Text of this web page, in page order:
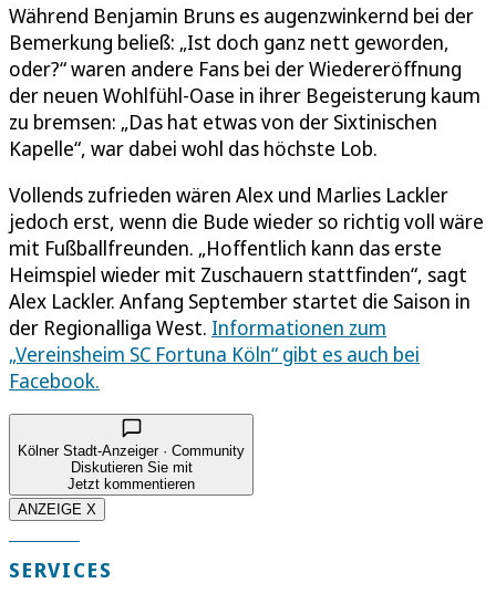
Während Benjamin Bruns es augenzwinkernd bei der
Bemerkung beließ: „Ist doch ganz nett geworden,
oder?“ waren andere Fans bei der Wiedereröffnung
der neuen Wohlfühl-Oase in ihrer Begeisterung kaum
zu bremsen: „Das hat etwas von der Sixtinischen
Kapelle“, war dabei wohl das höchste Lob.
Vollends zufrieden wären Alex und Marlies Lackler
jedoch erst, wenn die Bude wieder so richtig voll wäre
mit Fußballfreunden. „Hoffentlich kann das erste
Heimspiel wieder mit Zuschauern stattfinden“, sagt
Alex Lackler. Anfang September startet die Saison in
der Regionalliga West. Informationen zum
„Vereinsheim SC Fortuna Köln“ gibt es auch bei
Facebook.
Kölner Stadt-Anzeiger · Community
Diskutieren Sie mit
Jetzt kommentieren
ANZEIGE X
SERVICES